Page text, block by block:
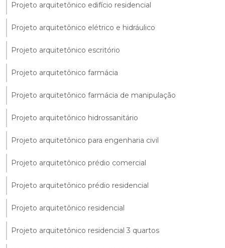
Projeto arquitetônico edifício residencial
Projeto arquitetônico elétrico e hidráulico
Projeto arquitetônico escritório
Projeto arquitetônico farmácia
Projeto arquitetônico farmácia de manipulação
Projeto arquitetônico hidrossanitário
Projeto arquitetônico para engenharia civil
Projeto arquitetônico prédio comercial
Projeto arquitetônico prédio residencial
Projeto arquitetônico residencial
Projeto arquitetônico residencial 3 quartos